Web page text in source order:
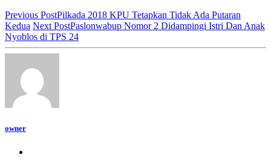
Previous PostPilkada 2018 KPU Tetapkan Tidak Ada Putaran
Kedua Next PostPaslonwabup Nomor 2 Didampingi Istri Dan Anak
Nyoblos di TPS 24
owner